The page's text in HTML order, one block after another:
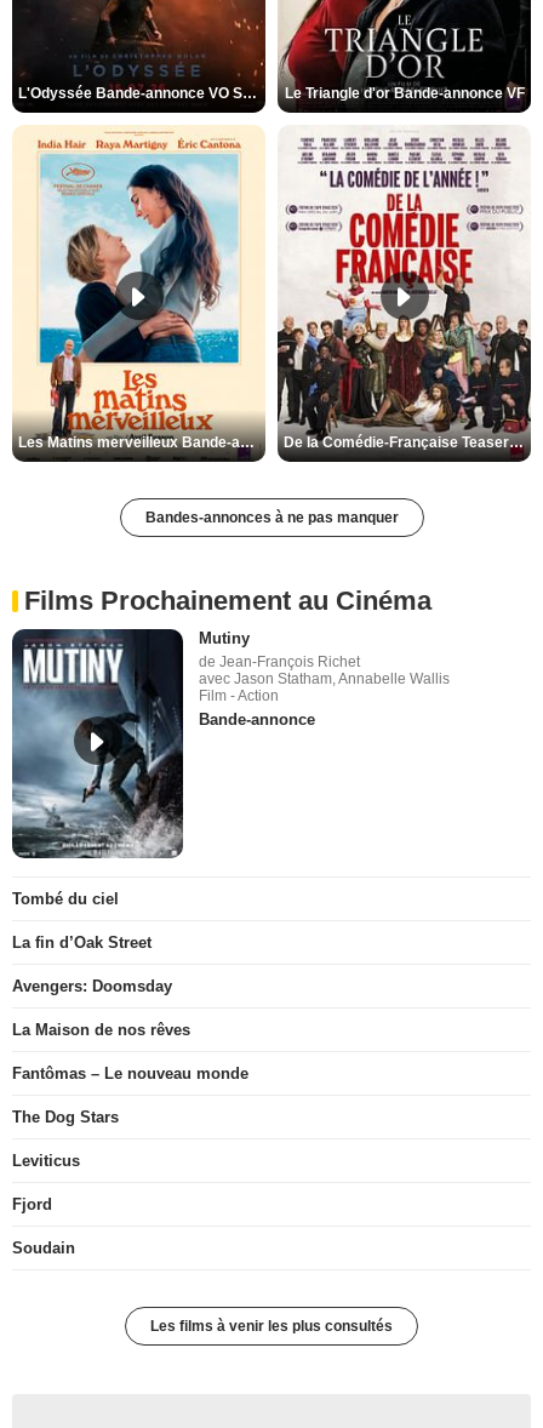
L'Odyssée Bande-annonce VO STFR Le Triangle d'or Bande-annonce VF
Les Matins merveilleux Bande-annonce VF De la Comédie-Française Teaser VF
Bandes-annonces à ne pas manquer
Films Prochainement au Cinéma
Mutiny
de Jean-François Richet
avec Jason Statham, Annabelle Wallis
Film - Action
Bande-annonce
Tombé du ciel
La fin d’Oak Street
Avengers: Doomsday
La Maison de nos rêves
Fantômas – Le nouveau monde
The Dog Stars
Leviticus
Fjord
Soudain
Les films à venir les plus consultés